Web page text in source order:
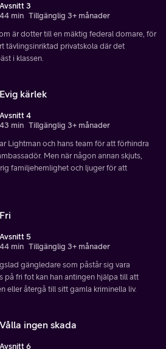
Avsnitt 3
44 min Tillgänglig 3+ månader
är dotter till en mäktig federal domare, för
tävlingsinriktad privatskola där det
i klassen.
Evig kärlek
Avsnitt 4
43 min Tillgänglig 3+ månader
Lightman och hans team för att förhindra
Men när någon annan skjuts,
familjehemlighet och ljuger för att
Fri
Avsnitt 5
44 min Tillgänglig 3+ månader
gängledare som påstår sig vara
på fri fot kan han antingen hjälpa till att
eller återgå till sitt gamla kriminella liv.
Vålla ingen skada
Avsnitt 6